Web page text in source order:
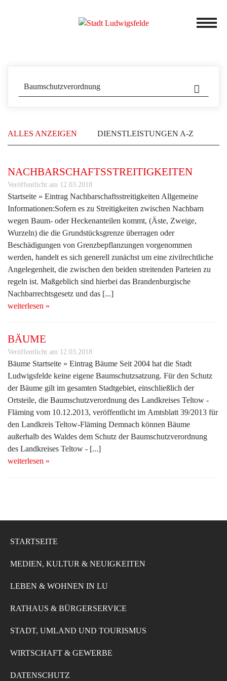
ALLES ANZEIGEN DIENSTLEISTUNGEN A-Z
NACHBARSCHAFTSSTREITIGKEITEN
Veröffentlicht am 12.03.2018
Startseite » Eintrag Nachbarschaftsstreitigkeiten Allgemeine
Informationen:Sofern es zu Streitigkeiten zwischen Nachbarn
wegen Baum- oder Heckenanteilen kommt, (Äste, Zweige,
Wurzeln) die die Grundstücksgrenze überragen oder
Beschädigungen von Grenzbepflanzungen vorgenommen
werden, handelt es sich generell zunächst um eine zivilrechtliche
Angelegenheit, die zwischen den beiden streitenden Parteien zu
regeln ist. Maßgeblich sind hierbei das Brandenburgische
Nachbarrechtsgesetz und das [...]
weiterlesen »
BÄUME
Veröffentlicht am 12.03.2018
Bäume Startseite » Eintrag Bäume Seit 2004 hat die Stadt
Ludwigsfelde keine eigene Baumschutzsatzung. Für den Schutz
der Bäume gilt im gesamten Stadtgebiet, einschließlich der
Ortsteile, die Baumschutzverordnung des Landkreises Teltow -
Fläming vom 10.12.2013, veröffentlicht im Amtsblatt 39/2013 für
den Landkreis Teltow-Fläming Demnach können Bäume
außerhalb des Waldes dem Schutz der Baumschutzverordnung
des Landkreises Teltow - [...]
weiterlesen »
STARTSEITE
MEDIEN, KULTUR & NEUIGKEITEN
LEBEN & WOHNEN IN LU
RATHAUS & BÜRGERSERVICE
STADT, UMLAND UND TOURISMUS
WIRTSCHAFT & GEWERBE
DATENSCHUTZ